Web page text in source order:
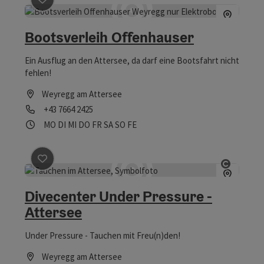
Beitrag merken: Bootsverleih Offenhauser
Bootsverleih Offenhauser
Ein Ausflug an den Attersee, da darf eine Bootsfahrt nicht
fehlen!
Weyregg am Attersee
Telefon
+43 7664 2425
Öffnungszeiten
MO Montag geöffnet
DI Dienstag geöffnet
MI Mittwoch geöffnet
DO Donnerstag geöffnet
FR Freitag geöffnet
SASamstag geöffnet
SO Sonntag geöffnet
FEFeiertag geöffnet
Beitrag merken: Divecenter Under Pressure - Attersee
Divecenter Under Pressure -
Attersee
Under Pressure - Tauchen mit Freu(n)den!
Weyregg am Attersee